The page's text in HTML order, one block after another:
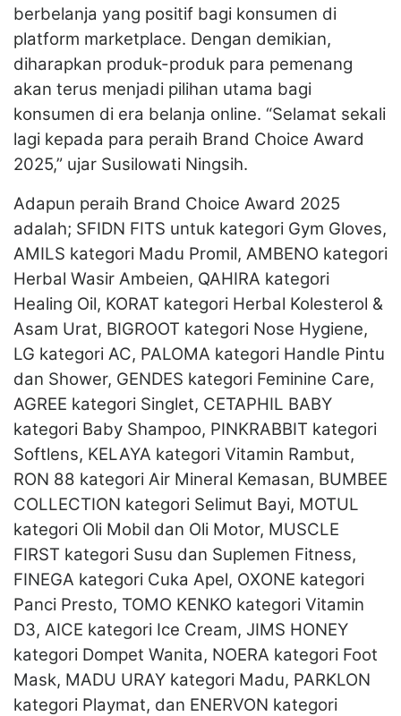
berbelanja yang positif bagi konsumen di
platform marketplace. Dengan demikian,
diharapkan produk-produk para pemenang
akan terus menjadi pilihan utama bagi
konsumen di era belanja online. “Selamat sekali
lagi kepada para peraih Brand Choice Award
2025,” ujar Susilowati Ningsih.
Adapun peraih Brand Choice Award 2025
adalah; SFIDN FITS untuk kategori Gym Gloves,
AMILS kategori Madu Promil, AMBENO kategori
Herbal Wasir Ambeien, QAHIRA kategori
Healing Oil, KORAT kategori Herbal Kolesterol &
Asam Urat, BIGROOT kategori Nose Hygiene,
LG kategori AC, PALOMA kategori Handle Pintu
dan Shower, GENDES kategori Feminine Care,
AGREE kategori Singlet, CETAPHIL BABY
kategori Baby Shampoo, PINKRABBIT kategori
Softlens, KELAYA kategori Vitamin Rambut,
RON 88 kategori Air Mineral Kemasan, BUMBEE
COLLECTION kategori Selimut Bayi, MOTUL
kategori Oli Mobil dan Oli Motor, MUSCLE
FIRST kategori Susu dan Suplemen Fitness,
FINEGA kategori Cuka Apel, OXONE kategori
Panci Presto, TOMO KENKO kategori Vitamin
D3, AICE kategori Ice Cream, JIMS HONEY
kategori Dompet Wanita, NOERA kategori Foot
Mask, MADU URAY kategori Madu, PARKLON
kategori Playmat, dan ENERVON kategori